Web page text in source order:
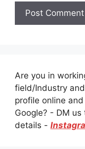
Are you in
field/Industry
profile online
Google? - DM
details -